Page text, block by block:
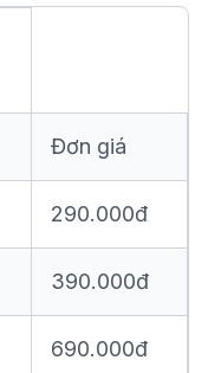
Đơn giá
290.000đ
390.000đ
690.000đ